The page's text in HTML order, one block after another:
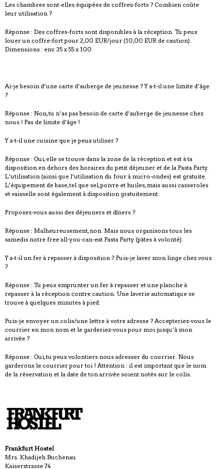
Les chambres sont-elles équipées de coffres-forts ? Combien coûte
leur utilisation ?
Réponse : Des coffres-forts sont disponibles à la réception. Tu peux
louer un coffre-fort pour 2,00 EUR/jour (10,00 EUR de caution).
Dimensions : env. 35 x 55 x 100
Ai-je besoin d’une carte d’auberge de jeunesse ? Y a-t-il une limite d’âge
?
Réponse : Non, tu n’as pas besoin de carte d’auberge de jeunesse chez
nous ! Pas de limite d’âge !
Y a-t-il une cuisine que je peux utiliser ?
Réponse : Oui, elle se trouve dans la zone de la réception et est à ta
disposition en dehors des horaires du petit déjeuner et de la Pasta Party.
L’utilisation (ainsi que l’utilisation du four à micro-ondes) est gratuite.
L’équipement de base, tel que sel, poivre et huiles, mais aussi casseroles
et vaisselle sont également à disposition gratuitement.
Proposez-vous aussi des déjeuners et dîners ?
Réponse : Malheureusement, non. Mais nous organisons tous les
samedis notre free all-you-can-eat Pasta Party (pâtes à volonté).
Y a-t-il un fer à repasser à disposition ? Puis-je laver mon linge chez vous
?
Réponse : Tu peux emprunter un fer à repasser et une planche à
repasser à la réception contre caution. Une laverie automatique se
trouve à quelques minutes à pied.
Puis-je envoyer un colis/une lettre à votre adresse ? Accepteriez-vous le
courrier en mon nom et le garderiez-vous pour moi jusqu’à mon
arrivée ?
Réponse : Oui, tu peux volontiers nous adresser du courrier. Nous
garderons le courrier pour toi ! Attention : il est important que le nom
de la réservation et la date de ton arrivée soient notés sur le colis.
Frankfurt Hostel
Mrs. Khadijeh Buchenau
Kaiserstrasse 74